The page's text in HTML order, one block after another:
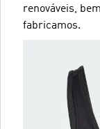
renováveis,
fabricamos.